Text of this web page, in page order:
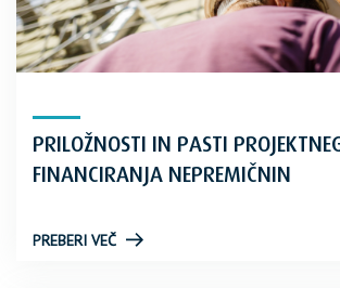
PRILOŽNOSTI IN PASTI
FINANCIRANJA NEPREMIČNIN
PREBERI VEČ